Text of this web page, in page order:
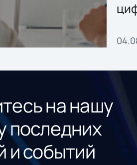
на нашу
последних
и событий